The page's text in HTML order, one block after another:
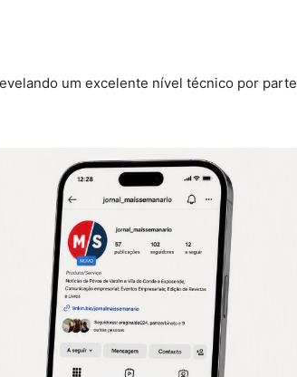
um excelente nível técnico por parte